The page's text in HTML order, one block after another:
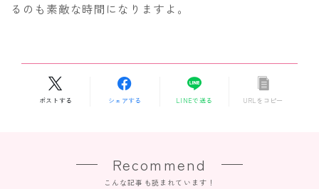
るのも素敵な時間になりますよ。
ポストする シェアする LINEで送る URLをコピー
Recommend
こんな記事も読まれています！